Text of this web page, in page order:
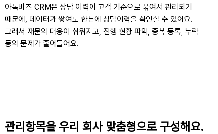
아톡비즈 CRM은 상담 이력이 고객 기준으로 묶여서 관리되기
때문에, 데이터가 쌓여도 한눈에 상담이력을 확인할 수 있어요.
그래서 재문의 대응이 쉬워지고, 진행 현황 파악, 중복 등록, 누락
등의 문제가 줄어들어요.
관리항목을 우리 회사 맞춤형으로 구성해요.